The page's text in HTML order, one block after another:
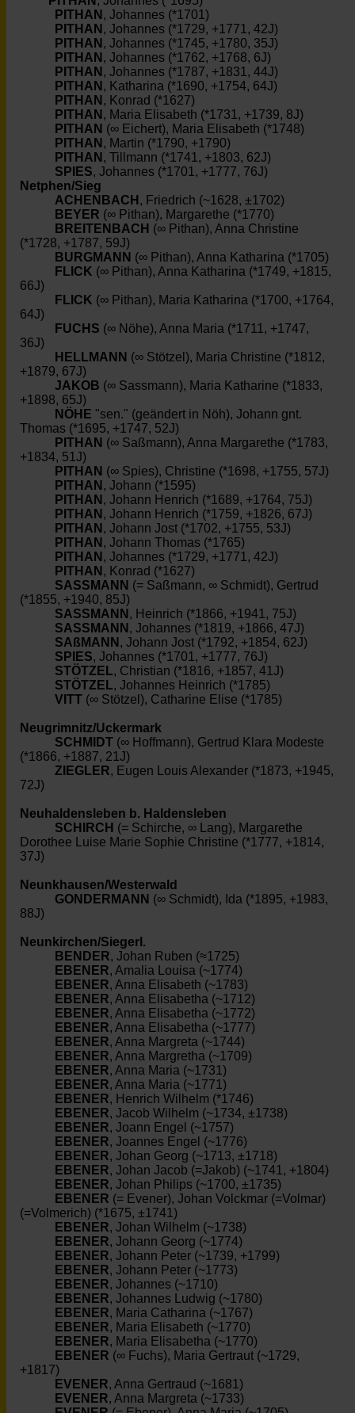
PITHAN , Johannes (*1701)
PITHAN , Johannes (*1729, +1771, 42J)
PITHAN , Johannes (*1745, +1780, 35J)
PITHAN , Johannes (*1762, +1768, 6J)
PITHAN , Johannes (*1787, +1831, 44J)
PITHAN , Katharina (*1690, +1754, 64J)
PITHAN , Konrad (*1627)
PITHAN , Maria Elisabeth (*1731, +1739, 8J)
PITHAN (∞ Eichert), Maria Elisabeth (*1748)
PITHAN , Martin (*1790, +1790)
PITHAN , Tillmann (*1741, +1803, 62J)
SPIES, Johannes (*1701, +1777, 76J)
Netphen/Sieg
ACHENBACH , Friedrich (~1628, ±1702)
BEYER (∞ Pithan), Margarethe (*1770)
BREITENBACH (∞ Pithan), Anna Christine
(*1728, +1787, 59J)
BURGMANN (∞ Pithan), Anna Katharina (*1705)
FLICK (∞ Pithan), Anna Katharina (*1749, +1815,
66J)
FLICK (∞ Pithan), Maria Katharina (*1700, +1764,
64J)
FUCHS (∞ Nöhe), Anna Maria (*1711, +1747,
36J)
HELLMANN (∞ Stötzel), Maria Christine (*1812,
+1879, 67J)
JAKOB (∞ Sassmann), Maria Katharine (*1833,
+1898, 65J)
NÖHE "sen." (geändert in Nöh), Johann gnt.
Thomas (*1695, +1747, 52J)
PITHAN (∞ Saßmann), Anna Margarethe (*1783,
+1834, 51J)
PITHAN (∞ Spies), Christine (*1698, +1755, 57J)
PITHAN , Johann (*1595)
PITHAN , Johann Henrich (*1689, +1764, 75J)
PITHAN , Johann Henrich (*1759, +1826, 67J)
PITHAN , Johann Jost (*1702, +1755, 53J)
PITHAN , Johann Thomas (*1765)
PITHAN , Johannes (*1729, +1771, 42J)
PITHAN , Konrad (*1627)
SASSMANN (= Saßmann, ∞ Schmidt), Gertrud
(*1855, +1940, 85J)
SASSMANN , Heinrich (*1866, +1941, 75J)
SASSMANN , Johannes (*1819, +1866, 47J)
SAßMANN , Johann Jost (*1792, +1854, 62J)
SPIES, Johannes (*1701, +1777, 76J)
STÖTZEL, Christian (*1816, +1857, 41J)
STÖTZEL, Johannes Heinrich (*1785)
VITT (∞ Stötzel), Catharine Elise (*1785)
Neugrimnitz/Uckermark
SCHMIDT (∞ Hoffmann), Gertrud Klara Modeste
(*1866, +1887, 21J)
ZIEGLER, Eugen Louis Alexander (*1873, +1945,
72J)
Neuhaldensleben b. Haldensleben
SCHIRCH (= Schirche, ∞ Lang), Margarethe
Dorothee Luise Marie Sophie Christine (*1777, +1814,
37J)
Neunkhausen/Westerwald
GONDERMANN (∞ Schmidt), Ida (*1895, +1983,
88J)
Neunkirchen/Siegerl.
BENDER, Johan Ruben (≈1725)
EBENER, Amalia Louisa (~1774)
EBENER, Anna Elisabeth (~1783)
EBENER, Anna Elisabetha (~1712)
EBENER, Anna Elisabetha (~1772)
EBENER, Anna Elisabetha (~1777)
EBENER, Anna Margreta (~1744)
EBENER, Anna Margretha (~1709)
EBENER, Anna Maria (~1731)
EBENER, Anna Maria (~1771)
EBENER, Henrich Wilhelm (*1746)
EBENER, Jacob Wilhelm (~1734, ±1738)
EBENER, Joann Engel (~1757)
EBENER, Joannes Engel (~1776)
EBENER, Johan Georg (~1713, ±1718)
EBENER, Johan Jacob (=Jakob) (~1741, +1804)
EBENER, Johan Philips (~1700, ±1735)
EBENER (= Evener), Johan Volckmar (=Volmar)
(=Volmerich) (*1675, ±1741)
EBENER, Johan Wilhelm (~1738)
EBENER, Johann Georg (~1774)
EBENER, Johann Peter (~1739, +1799)
EBENER, Johann Peter (~1773)
EBENER, Johannes (~1710)
EBENER, Johannes Ludwig (~1780)
EBENER, Maria Catharina (~1767)
EBENER, Maria Elisabeth (~1770)
EBENER, Maria Elisabetha (~1770)
EBENER (∞ Fuchs), Maria Gertraut (~1729,
+1817)
EVENER, Anna Gertraud (~1681)
EVENER, Anna Margreta (~1733)